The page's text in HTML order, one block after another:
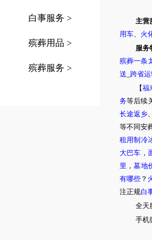
白事服务 >
殡葬用品 >
殡葬服务 >
主营
用车
火
服务
殡葬一条
送 跨省
【福
务等后续
长途返乡
等不同安
租用制冷
大巴车 ，
里 ，墓地
有哪些 ？
注正规白
全天
手机